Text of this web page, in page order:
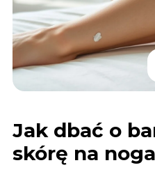
Jak dbać o
skórę na